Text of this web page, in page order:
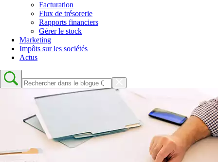
Facturation
Flux de trésorerie
Rapports financiers
Gérer le stock
Marketing
Impôts sur les sociétés
Actus